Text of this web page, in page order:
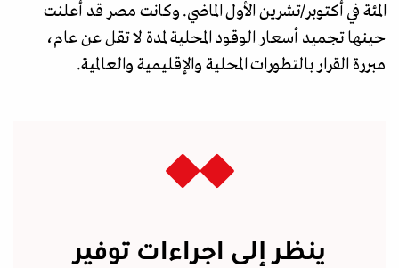
المئة في أكتوبر/تشرين الأول الماضي. وكانت مصر قد أعلنت
حينها تجميد أسعار الوقود المحلية لمدة لا تقل عن عام،
مبررة القرار بالتطورات المحلية والإقليمية والعالمية.
ينظر إلى اجراءات توفير